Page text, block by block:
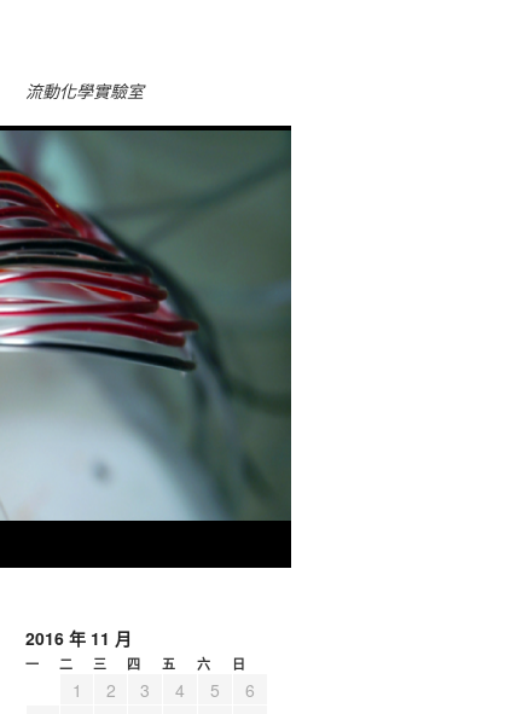
流動化學實驗室
2016 年 11 月
一 二 三 四 五 六 日
1 2 3 4 5
6